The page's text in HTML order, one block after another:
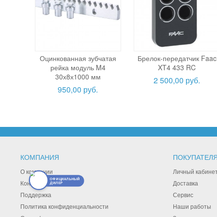
Оцинкованная зубчатая
рейка модуль M4
30х8х1000 мм
950,00 руб.
Брелок-передатчик Faac
XT4 433 RC
2 500,00 руб.
КОМПАНИЯ
О компании
Контакты
Поддержка
Политика конфиденциальности
Личный
Доставка
Сервис
Наши работы
ОФИЦИАЛЬНЫЙ
ДИЛЕР